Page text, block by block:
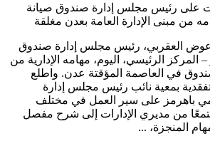
على رئيس مجلس إدارة صندوق صيانة
من مبنى الإدارة العامة بعدن مغلقة
العقربي، رئيس مجلس إدارة صندوق
الرئيسي، اليوم، مهامه الإدارية من
في العاصمة المؤقتة عدن. واطلع
بمعية نائب رئيس مجلس إدارة
باهرمز على سير العمل في مختلف
من مديري الإدارات إلى شرح مفصل
المنجزة، ...